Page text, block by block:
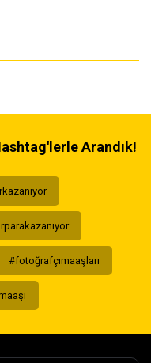
Arandık!
#fotoğrafçımaaşları